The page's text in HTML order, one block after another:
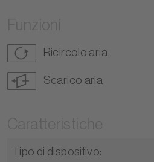
Ricircolo aria
Scarico aria
Tipo di dispositivo: